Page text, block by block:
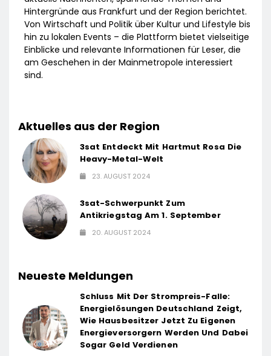
Hintergründe aus Frankfurt und der Region berichtet.
Von Wirtschaft und Politik über Kultur und Lifestyle bis
hin zu lokalen Events – die Plattform bietet vielseitige
Einblicke und relevante Informationen für Leser, die
am Geschehen in der Mainmetropole interessiert
sind.
Aktuelles aus der Region
3sat Entdeckt Mit Hartmut Rosa Die
Heavy-Metal-Welt
23. AUGUST 2024
3sat-Schwerpunkt Zum
Antikriegstag Am 1. September
20. AUGUST 2024
Neueste Meldungen
Schluss Mit Der Strompreis-Falle:
Energielösungen Deutschland Zeigt,
Wie Hausbesitzer Jetzt Zu Eigenen
Energieversorgern Werden Und Dabei
Sogar Geld Verdienen